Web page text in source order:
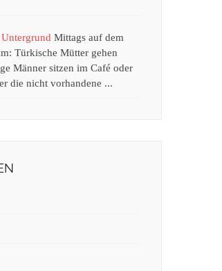
Mittags auf dem
Türkische Mütter gehen
Männer sitzen im Café oder
die nicht vorhandene ...